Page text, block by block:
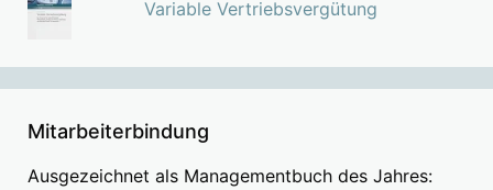
Variable Vertriebsvergütung
Mitarbeiterbindung
Ausgezeichnet als Managementbuch des Jahres: